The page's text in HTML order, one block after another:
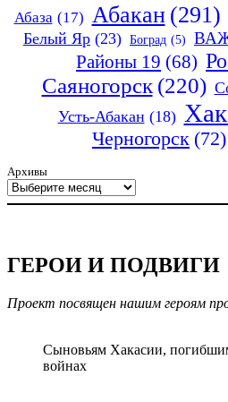
Абаза (17) Абакан (291)
Белый Яр (23) Боград (5)
Районы 19 (68)
Саяногорск (220)
Усть-Абакан (18)
Черногорск (72)
Архивы
ГЕРОИ И ПОДВИГИ
Проект посвящен нашим героям
Сыновьям Хакасии,
войнах